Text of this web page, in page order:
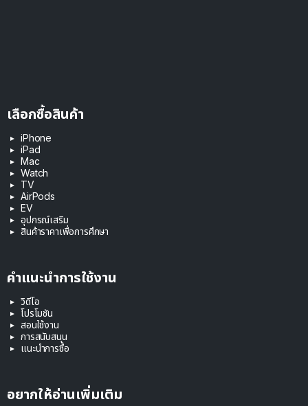
เลือกซื้อสินค้า
iPhone
iPad
Mac
Watch
TV
AirPods
EV
อุปกรณ์เสริม
สินค้าราคาเพื่อการศึกษา
คำแนะนำการใช้งาน
วิดีโอ
โปรโมชัน
สอนใช้งาน
การสนับสนุน
แนะนำการซื้อ
อยากให้อ่านเพิ่มเติม